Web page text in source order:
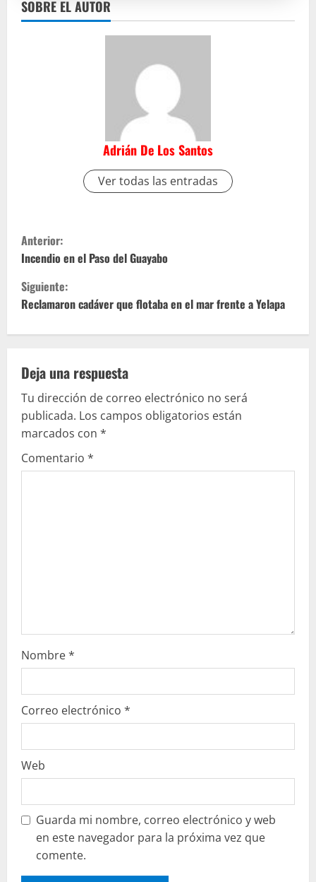
SOBRE EL AUTOR
Adrián De Los Santos
Ver todas las entradas
S
i
g
l
e
y
e
Anterior:
Incendio en el Paso del Guayabo
Siguiente:
Reclamaron cadáver que flotaba en el mar frente a Yelapa
Deja una respuesta
Tu dirección de correo electrónico no será
publicada. Los campos obligatorios están
marcados con *
Comentario *
Nombre*
Correo electrónico *
Web
Guarda mi nombre, correo electrónico y web
en este navegador para la próxima vez que
comente.